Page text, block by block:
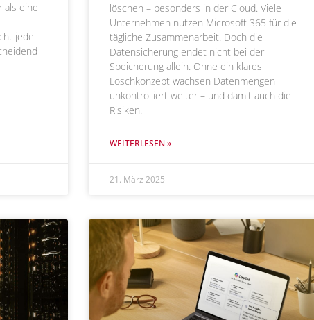
als eine
jede
löschen – besonders in der Cloud. Viele
Unternehmen nutzen Microsoft 365 für die
tägliche Zusammenarbeit. Doch die
Datensicherung endet nicht bei der
Speicherung allein. Ohne ein klares
Löschkonzept wachsen Datenmengen
unkontrolliert weiter – und damit auch die
Risiken.
WEITERLESEN »
21. März 2025